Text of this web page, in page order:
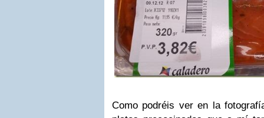
Como podréis ver en la